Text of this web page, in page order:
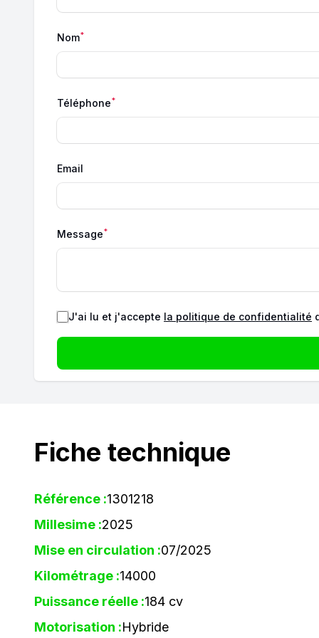
Nom*
Téléphone*
Email
Message*
J'ai lu et j'accepte la politique de confidentialité
Fiche technique
Référence :1301218
Millesime :2025
Mise en circulation :07/2025
Kilométrage :14000
Puissance réelle :184 cv
Motorisation :Hybride